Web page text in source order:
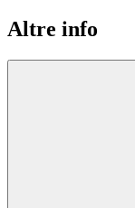
Altre info